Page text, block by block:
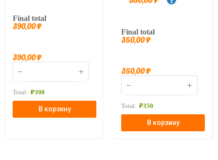
Final total
390,00₽
390,00₽
Total: ₽390
В корзину
Final total
350,00₽
350,00₽
Total: ₽350
В корзину